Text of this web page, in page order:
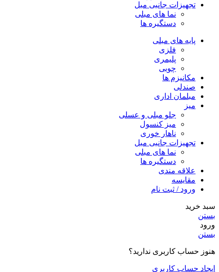
تجهیزات جانبی مبل
نما های مبلی
دستگیره ها
پایه های مبلی
فلزی
پلیمری
چوبی
مکانیزم ها
صندلی
مبلمان اداری
میز
جلو مبلی و عسلی
میز کنسول
ناهار خوری
تجهیزات جانبی مبل
نما های مبلی
دستگیره ها
علاقه مندی
مقایسه
ورود / ثبت نام
سبد خرید
بستن
ورود
بستن
هنوز حساب کاربری ندارید؟
ایجاد حساب کاربری